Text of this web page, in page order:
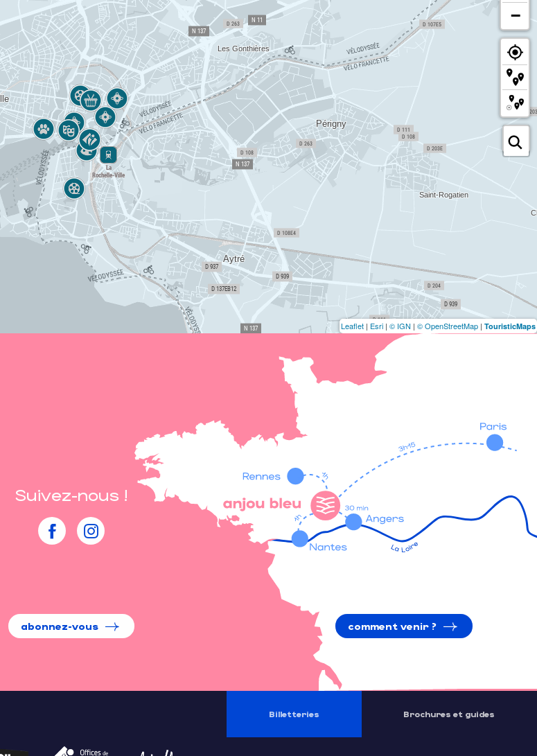
−
Leaflet | Esri | © IGN | © OpenStreetMap | TouristicMaps
Suivez-nous !
abonnez-vous comment venir ?
Billetteries Brochures et guides